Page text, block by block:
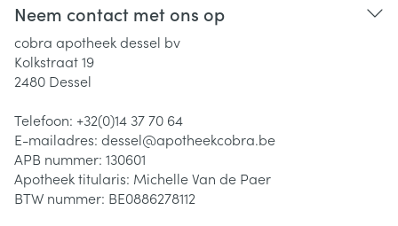
Neem contact met ons op
cobra apotheek dessel bv
Kolkstraat 19
2480 Dessel
Telefoon: +32(0)14 37 70 64
E-mailadres: dessel@apotheekcobra.be
APB nummer: 130601
Apotheek titularis: Michelle Van de Paer
BTW nummer: BE0886278112